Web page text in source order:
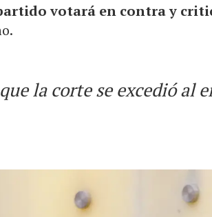
votará en contra y
la corte se excedió al